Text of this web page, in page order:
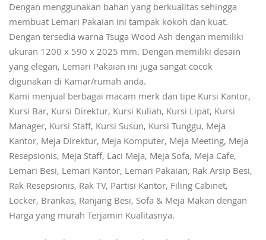
Dengan menggunakan bahan yang berkualitas sehingga
membuat Lemari Pakaian ini tampak kokoh dan kuat.
Dengan tersedia warna Tsuga Wood Ash dengan memiliki
ukuran 1200 x 590 x 2025 mm. Dengan memiliki desain
yang elegan, Lemari Pakaian ini juga sangat cocok
digunakan di Kamar/rumah anda.
Kami menjual berbagai macam merk dan tipe Kursi Kantor,
Kursi Bar, Kursi Direktur, Kursi Kuliah, Kursi Lipat, Kursi
Manager, Kursi Staff, Kursi Susun, Kursi Tunggu, Meja
Kantor, Meja Direktur, Meja Komputer, Meja Meeting, Meja
Resepsionis, Meja Staff, Laci Meja, Meja Sofa, Meja Cafe,
Lemari Besi, Lemari Kantor, Lemari Pakaian, Rak Arsip Besi,
Rak Resepsionis, Rak TV, Partisi Kantor, Filing Cabinet,
Locker, Brankas, Ranjang Besi, Sofa & Meja Makan dengan
Harga yang murah Terjamin Kualitasnya.